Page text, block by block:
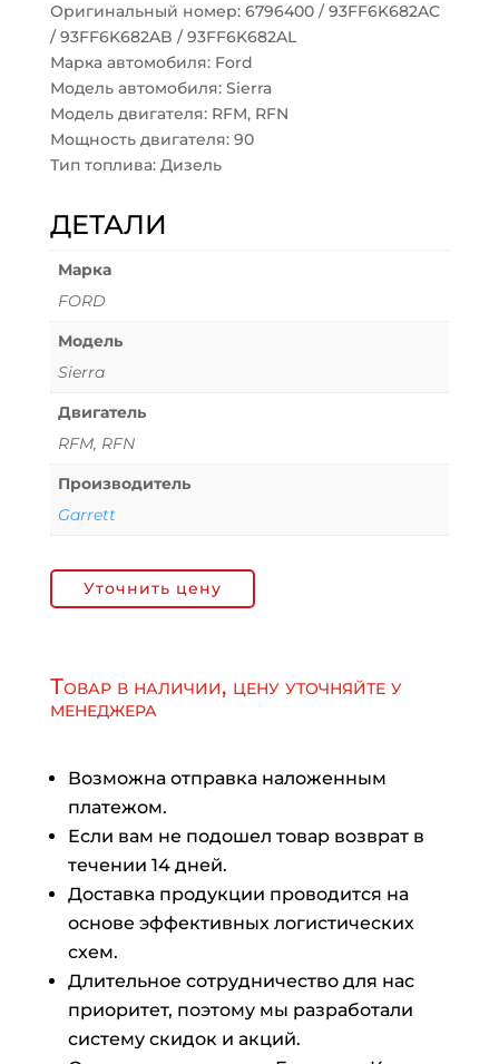
Оригинальный номер: 6796400 / 93FF6K682AC
/ 93FF6K682AB / 93FF6K682AL
Марка автомобиля: Ford
Модель автомобиля: Sierra
Модель двигателя: RFM, RFN
Мощность двигателя: 90
Тип топлива: Дизель
ДЕТАЛИ
Марка
FORD
Модель
Sierra
Двигатель
RFM, RFN
Производитель
Garrett
Уточнить цену
Товар в наличии, цену уточняйте у
менеджера
Возможна отправка наложенным
платежом.
Если вам не подошел товар возврат в
течении 14 дней.
Доставка продукции проводится на
основе эффективных логистических
схем.
Длительное сотрудничество для нас
приоритет, поэтому мы разработали
систему скидок и акций.